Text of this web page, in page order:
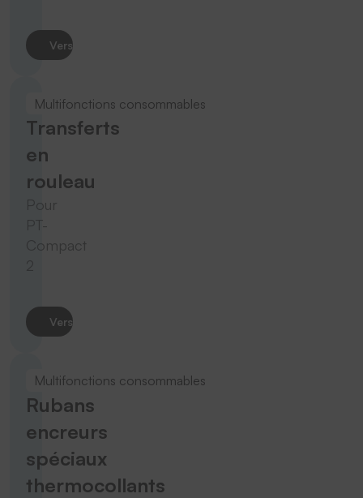
Vers le produit
Multifonctions consommables
Transferts
en
rouleau
Pour
PT-
Compact
Vers le produit
Multifonctions consommables
Rubans
encreurs
spéciaux
thermocollants